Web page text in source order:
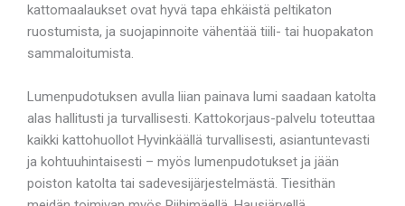
kattomaalaukset ovat hyvä tapa ehkäistä peltikaton
ruostumista, ja suojapinnoite vähentää tiili- tai huopakaton
sammaloitumista.
Lumenpudotuksen avulla liian painava lumi saadaan katolta
alas hallitusti ja turvallisesti. Kattokorjaus-palvelu toteuttaa
kaikki kattohuollot Hyvinkäällä turvallisesti, asiantuntevasti
ja kohtuuhintaisesti – myös lumenpudotukset ja jään
poiston katolta tai sadevesijärjestelmästä. Tiesithän